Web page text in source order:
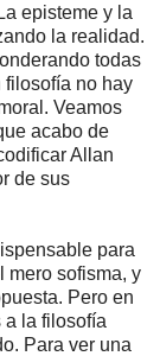
episteme y la
la realidad.
todas
filosofía no hay
Veamos
acabo de
Allan
de sus
para
mero sofisma, y
Pero en
a la filosofía
Para ver una